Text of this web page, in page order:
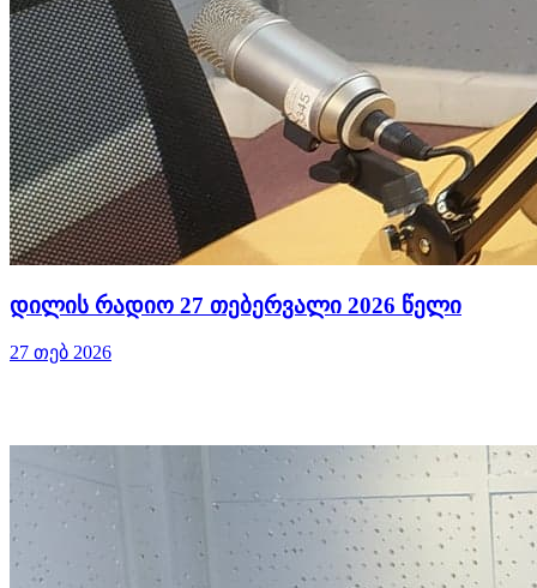
დილის რადიო 27 თებერვალი 2026 წელი
27 თებ 2026